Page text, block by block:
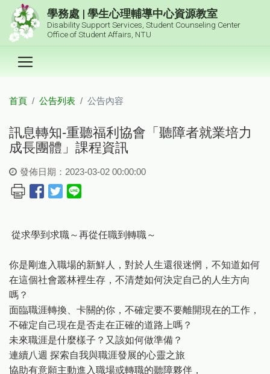
跳到主要內容區塊
學務處 | 學生心理輔導中心資源教室
Disability Support Services, Student Counseling Center
Office of Student Affairs, NTU
首頁 公告列表 公告內容
訊息轉知-重聽福利協會「聽障者就業培力
成長團體」課程資訊
發佈日期：2023-03-02 00:00:00
從求學到求職～再從任職到轉職～
你是剛進入職場的新鮮人，對於人生還很迷惘，不知道如何
在這個社會叢林裡生存，不清楚如何決定自己的人生方向
嗎？
面臨職涯轉換、卡關的你，不確定要不要離開現在的工作，
不確定自己現在是否走在正確的道路上嗎？
未來職涯是什麼樣子？又該如何做準備？
連續八週 探索自我與職涯發展的心靈之旅
協助有意願主動進入職場或轉職的聽障夥伴，